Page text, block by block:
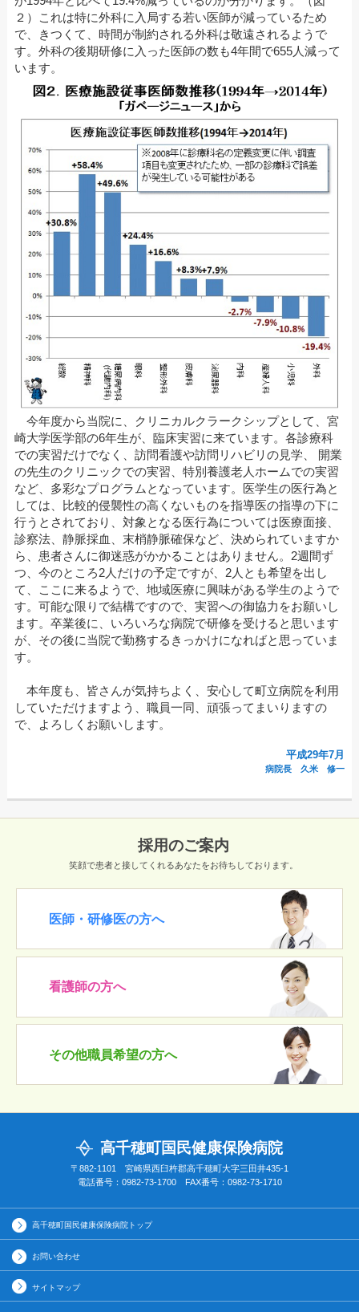
２）これは特に外科に入局する若い医師が減っているため
で、きつくて、時間が制約される外科は敬遠されるようで
す。外科の後期研修に入った医師の数も4年間で655人減って
います。
今年度から当院に、クリニカルクラークシップとして、宮
崎大学医学部の6年生が、臨床実習に来ています。各診療科
での実習だけでなく、訪問看護や訪問リハビリの見学、 開業
の先生のクリニックでの実習、特別養護老人ホームでの実習
など、多彩なプログラムとなっています。医学生の医行為と
しては、比較的侵襲性の高くないものを指導医の指導の下に
行うとされており、対象となる医行為については医療面接、
診察法、静脈採血、末梢静脈確保など、決められていますか
ら、患者さんに御迷惑がかかることはありません。2週間ず
つ、今のところ2人だけの予定ですが、2人とも希望を出し
て、ここに来るようで、地域医療に興味がある学生のようで
す。可能な限りで結構ですので、実習への御協力をお願いし
ます。卒業後に、いろいろな病院で研修を受けると思います
が、その後に当院で勤務するきっかけになればと思っていま
す。
本年度も、皆さんが気持ちよく、安心して町立病院を利用
していただけますよう、職員一同、頑張ってまいりますの
で、よろしくお願いします。
平成29年7月
病院長 久米 修一
採用のご案内
笑顔で患者と接してくれるあなたをお待ちしております。
医師・研修医の方へ
看護師の方へ
その他職員希望の方へ
高千穂町国民健康保険病院
〒882-1101 宮崎県西臼杵郡高千穂町大字三田井435-1
電話番号：0982-73-1700 FAX番号：0982-73-1710
高千穂町国民健康保険病院トップ
お問い合わせ
サイトマップ